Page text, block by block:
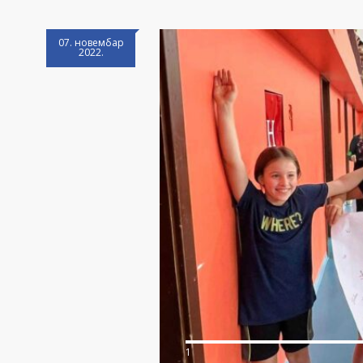
07. новембар
2022.
1